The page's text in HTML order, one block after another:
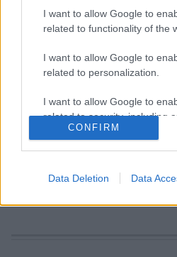
I want to allow Google to
related to functionality of the
I want to allow Google to
related to personalization.
I want to allow Google to
related to security, including
functionality and fraud
CONFIRM
Data Deletion Data
előállnunk? ? mondja Hollerung
félelmük alaptalan volt, hiszen
elkelt erre a koncertre is. ?Úgy
esemény hasonló a kedvenc
karmester.